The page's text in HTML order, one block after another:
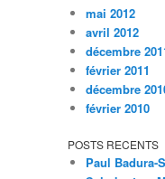
mai 2012
avril 2012
décembre
février 2011
décembre
février 2010
POSTS RECENTS
Paul Badura-